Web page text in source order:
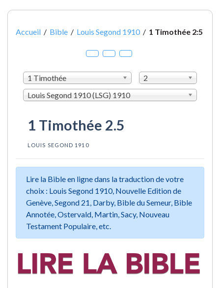
Accueil / Bible / Louis Segond 1910 / 1 Timothée 2:5
1 Timothée
2
Louis Segond 1910 (LSG) 1910
1 Timothée 2.5
LOUIS SEGOND 1910
Lire la Bible en ligne dans la traduction de votre
choix : Louis Segond 1910, Nouvelle Edition de
Genève, Segond 21, Darby, Bible du Semeur, Bible
Annotée, Ostervald, Martin, Sacy, Nouveau
Testament Populaire, etc.